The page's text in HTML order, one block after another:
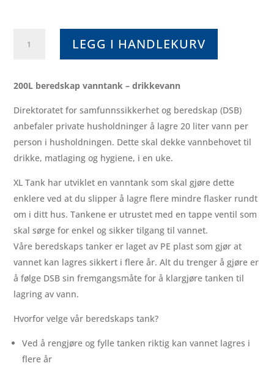
-
antall
LEGG I HANDLEKURV
200L beredskap vanntank – drikkevann
Direktoratet for samfunnssikkerhet og beredskap (DSB)
anbefaler private husholdninger å lagre 20 liter vann per
person i husholdningen. Dette skal dekke vannbehovet til
drikke, matlaging og hygiene, i en uke.
XL Tank har utviklet en vanntank som skal gjøre dette
enklere ved at du slipper å lagre flere mindre flasker rundt
om i ditt hus. Tankene er utrustet med en tappe ventil som
skal sørge for enkel og sikker tilgang til vannet.
Våre beredskaps tanker er laget av PE plast som gjør at
vannet kan lagres sikkert i flere år. Alt du trenger å gjøre er
å følge DSB sin fremgangsmåte for å klargjøre tanken til
lagring av vann.
Hvorfor velge vår beredskaps tank?
Ved å rengjøre og fylle tanken riktig kan vannet lagres i
flere år